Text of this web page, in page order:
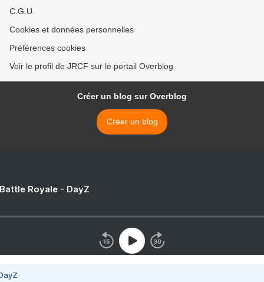
C.G.U.
Cookies et données personnelles
Préférences cookies
Voir le profil de JRCF sur le portail Overblog
Créer un blog sur Overblog
Créer un blog
Royale - DayZ